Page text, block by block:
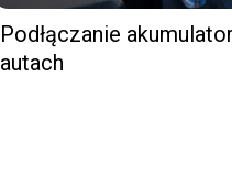
Podłączanie
autach